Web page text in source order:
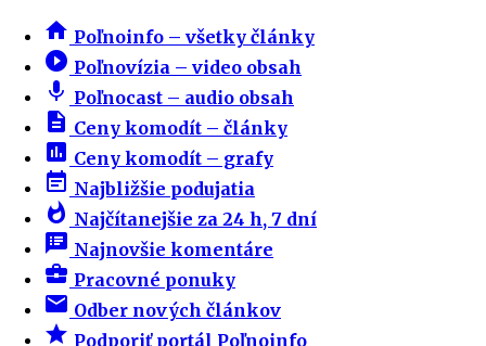
home Poľnoinfo – všetky články
play_circle_filled Poľnovízia – video obsah
mic Poľnocast – audio obsah
description Ceny komodít – články
insert_chart Ceny komodít – grafy
event_note Najbližšie podujatia
whatshot Najčítanejšie za 24 h, 7 dní
speaker_notes Najnovšie komentáre
business_center Pracovné ponuky
email Odber nových článkov
star Podporiť portál Poľnoinfo